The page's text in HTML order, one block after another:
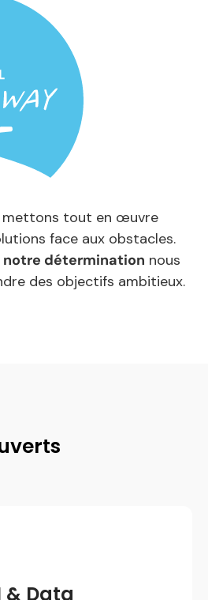
mettons tout en œuvre
face aux obstacles.
détermination nous
des objectifs ambitieux.
& Data